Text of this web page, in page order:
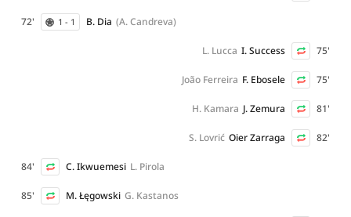
72' 1 - 1 B. Dia (A. Candreva)
75'
I. Success
L. Lucca
75'
F. Ebosele
João Ferreira
81'
J. Zemura
H. Kamara
82'
Oier Zarraga
S. Lovrić
84' C. Ikwuemesi L. Pirola
85' M. Łęgowski G. Kastanos